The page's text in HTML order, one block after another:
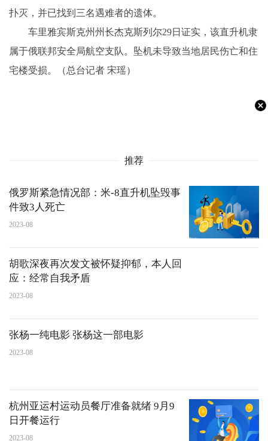
扑灭，并已找到三名遇难者的遗体。
车里雅宾斯克州州长杰克斯列尔29日证实，该直升机隶
属于俄联邦安全局航空支队。坠机未导致当地居民伤亡和住
宅楼受损。（总台记者 宋瑶）
推荐
俄罗斯紧急情况部：米-8直升机坠毁事
件致3人死亡
2023-08
胡歌深夜再次发文被怀疑抑郁，本人回
应：经常自我矛盾
2023-08
张杨一纯电影 张杨这一部电影
2023-08
杭州亚运村运动员餐厅准备就绪 9月9
日开餐运行
2023-08